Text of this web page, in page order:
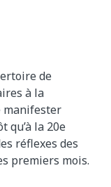
de
à la
manifester
qu’à la 20e
réflexes des
premiers mois.